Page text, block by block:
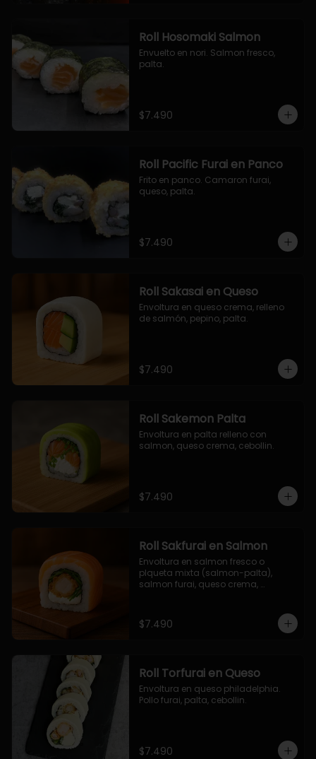
Roll Hosomaki Salmon
Envuelto en nori. Salmon fresco,
palta.
$7.490
Roll Pacific Furai en Panco
Frito en panco. Camaron furai,
queso, palta.
$7.490
Roll Sakasai en Queso
Envoltura en queso crema, relleno
de salmón, pepino, palta.
$7.490
Roll Sakemon Palta
Envoltura en palta relleno con
salmon, queso crema, cebollin.
$7.490
Roll Sakfurai en Salmon
Envoltura en salmon fresco o
plqueta mixta (salmon-palta),
salmon furai, queso crema,
$7.490
Roll Torfurai en Queso
Envoltura en queso philadelphia.
Pollo furai, palta, cebollin.
$7.490